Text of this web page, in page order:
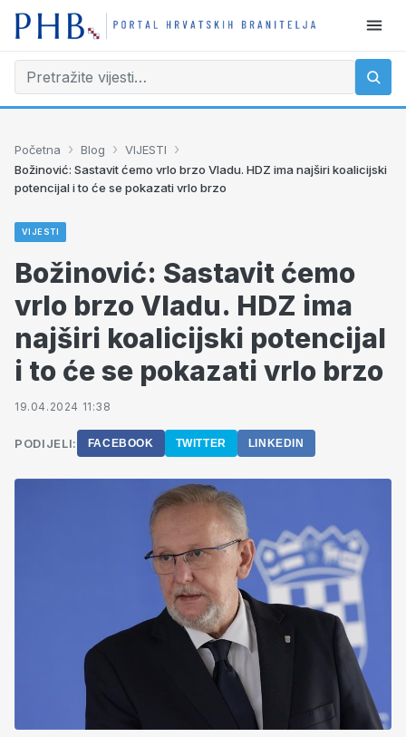
Početna › Blog › VIJESTI ›
Božinović: Sastavit ćemo vrlo brzo Vladu. HDZ ima najširi koalicijski
potencijal i to će se pokazati vrlo brzo
VIJESTI
Božinović: Sastavit ćemo
vrlo brzo Vladu. HDZ ima
najširi koalicijski potencijal
i to će se pokazati vrlo brzo
19.04.2024 11:38
PODIJELI: FACEBOOK TWITTER LINKEDIN